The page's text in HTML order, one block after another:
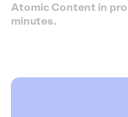
Atomic Content in
minutes.